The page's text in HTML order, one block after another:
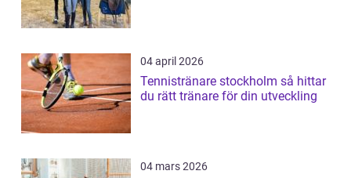
04 april 2026
Tennistränare stockholm så hittar
du rätt tränare för din utveckling
04 mars 2026